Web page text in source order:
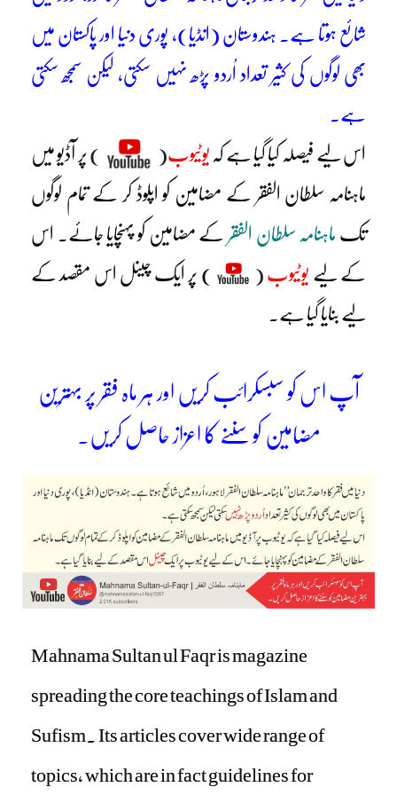
شائع ہوتا ہے۔ ہندوستان (انڈیا)، پوری دنیا اور پاکستان میں
بھی لوگوں کی کثیر تعداد اُردو پڑھ نہیں سکتی، لیکن سمجھ سکتی
ہے۔
اس لیے فیصلہ کیا گیا ہے کہ یوٹیوب(
) پر آڈیو میں
ماہنامہ سلطان الفقر کے مضامین کو اپلوڈ کر کے تمام لوگوں
تک ماہنامہ سلطان الفقر کے مضامین کو پہنچایا جائے۔ اس
کے لیے یوٹیوب ( ) پر ایک چینل اس مقصد کے
لیے بنایا گیا ہے۔
آپ اس کو سبسکرائب کریں اور ہر ماہ فقر پر بہترین
مضامین کو سننے کا اعزاز حاصل کریں۔
Mahnama Sultan ul Faqr is magazine
spreading the core teachings of Islam and
Sufism. Its articles cover wide range of
topics, which are in fact guidelines for